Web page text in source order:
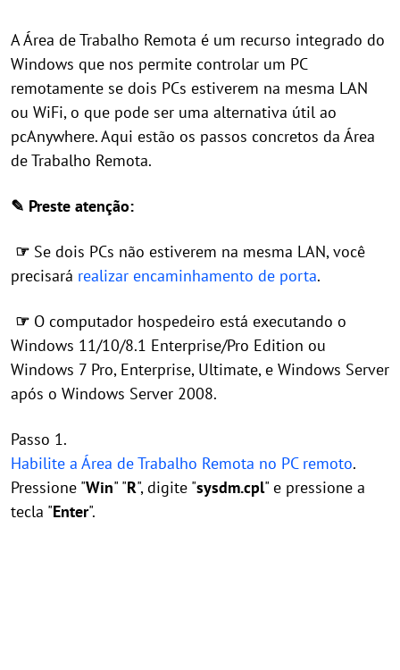
A Área de Trabalho Remota é um recurso integrado do
Windows que nos permite controlar um PC
remotamente se dois PCs estiverem na mesma LAN
ou WiFi, o que pode ser uma alternativa útil ao
pcAnywhere. Aqui estão os passos concretos da Área
de Trabalho Remota.
✎ Preste atenção:
☞ Se dois PCs não estiverem na mesma LAN, você
precisará realizar encaminhamento de porta.
☞ O computador hospedeiro está executando o
Windows 11/10/8.1 Enterprise/Pro Edition ou
Windows 7 Pro, Enterprise, Ultimate, e Windows Server
após o Windows Server 2008.
Passo 1.
Habilite a Área de Trabalho Remota no PC remoto.
Pressione "Win" "R", digite "sysdm.cpl" e pressione a
tecla "Enter".